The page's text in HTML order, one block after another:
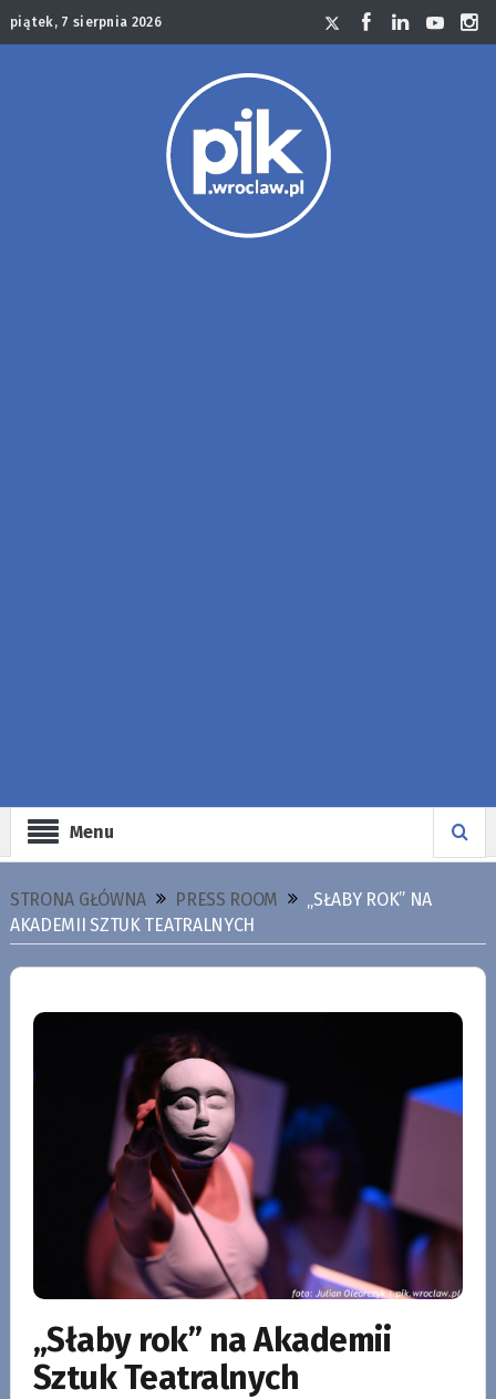
piątek, 7 sierpnia 2026
Menu
STRONA GŁÓWNA PRESS ROOM
„SŁABY ROK” NA
AKADEMII SZTUK TEATRALNYCH
„Słaby rok” na Akademii
Sztuk Teatralnych